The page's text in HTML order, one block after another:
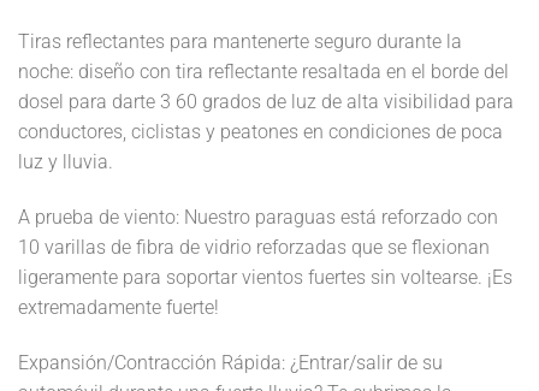
Tiras reflectantes para mantenerte seguro durante la
noche: diseño con tira reflectante resaltada en el borde del
dosel para darte 3 60 grados de luz de alta visibilidad para
conductores, ciclistas y peatones en condiciones de poca
luz y lluvia.
A prueba de viento: Nuestro paraguas está reforzado con
10 varillas de fibra de vidrio reforzadas que se flexionan
ligeramente para soportar vientos fuertes sin voltearse. ¡Es
extremadamente fuerte!
Expansión/Contracción Rápida: ¿Entrar/salir de su